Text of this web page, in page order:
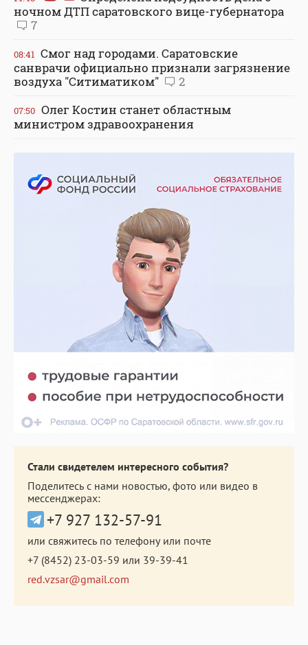
ночном ДТП саратовского вице-губернатора
7
08:41 Смог над городами. Саратовские
санврачи официально признали загрязнение
воздуха "Ситиматиком"
2
07:50 Олег Костин станет областным
министром здравоохранения
Стали свидетелем интересного события?
Поделитесь с нами новостью, фото или видео в
мессенджерах:
+7 927 132-57-91
или свяжитесь по телефону или почте
+7 (8452) 23-03-59 или 39-39-41
red.vzsar@gmail.com